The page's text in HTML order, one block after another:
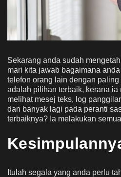
Sekarang anda sudah
mari kita jawab bagaimana
telefon orang lain dengan
adalah pilihan terbaik, kerana ia
melihat mesej teks, log
dan banyak lagi pada peranti
terbaiknya? Ia melakukan
Itulah segala yang anda perlu